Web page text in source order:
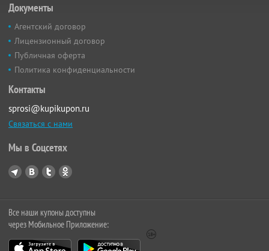
Документы
Агентский договор
Лицензионный договор
Публичная оферта
Политика конфиденциальности
Контакты
sprosi@kupikupon.ru
Связаться с нами
Мы в Соцсетях
Все наши купоны доступны
через Мобильное Приложение: